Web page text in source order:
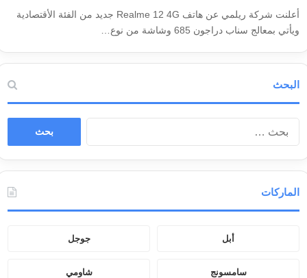
أعلنت شركة ريلمي عن هاتف Realme 12 4G جديد من الفئة الأقتصادية
ويأتي بمعالج سناب دراجون 685 وشاشة من نوع…
البحث
ن
الماركات
أبل جوجل
سامسونج شاومي